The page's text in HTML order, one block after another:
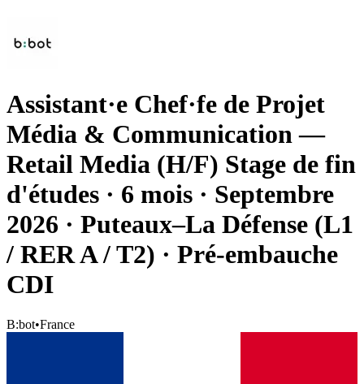
Assistant·e Chef·fe de Projet
Média & Communication —
Retail Media (H/F) Stage de fin
d'études · 6 mois · Septembre
2026 · Puteaux–La Défense (L1
/ RER A / T2) · Pré-embauche
CDI
B:bot•France